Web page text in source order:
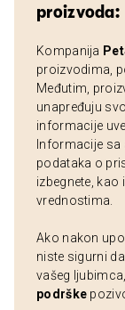
proizvoda:
Kompanija
proizvodima,
Međutim,
unapređuju
informacije
Informacije
podataka o
izbegnete,
vrednostima.
Ako nakon
niste sigurni
vašeg
podrške